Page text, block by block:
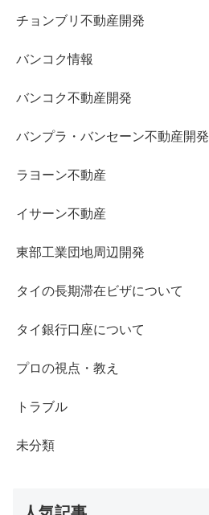
チョンブリ不動産開発
バンコク情報
バンコク不動産開発
バンプラ・バンセーン不動産開発
ラヨーン不動産
イサーン不動産
東部工業団地周辺開発
タイの長期滞在ビザについて
タイ銀行口座について
プロの視点・教え
トラブル
未分類